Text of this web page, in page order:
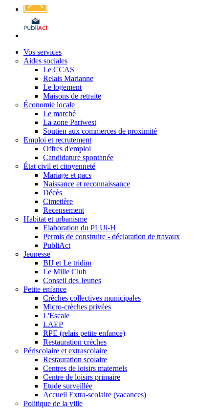
Affichage
légal
Vos services
Aides sociales
Le CCAS
Relais Marianne
Le logement
Maisons de retraite
Économie locale
Le marché
La zone Pariwest
Soutien aux commerces de proximité
Emploi et recrutement
Offres d'emploi
Candidature spontanée
État civil et citoyenneté
Mariage et pacs
Naissance et reconnaissance
Décès
Cimetière
Recensement
Habitat et urbanisme
Elaboration du PLUi-H
Permis de construire - déclaration de travaux
PubliAct
Jeunesse
BIJ et Le tridim
Le Mille Club
Conseil des Jeunes
Petite enfance
Crèches collectives municipales
Micro-crèches privées
L'Escale
LAEP
RPE (relais petite enfance)
Restauration crèches
Périscolaire et extrascolaire
Restauration scolaire
Centres de loisirs maternels
Centre de loisirs primaire
Etude surveillée
Accueil Extra-scolaire (vacances)
Politique de la ville